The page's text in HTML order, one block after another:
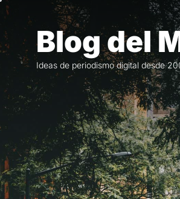
Saltar
contenidoBlog del
Ideas de periodismo digital desde